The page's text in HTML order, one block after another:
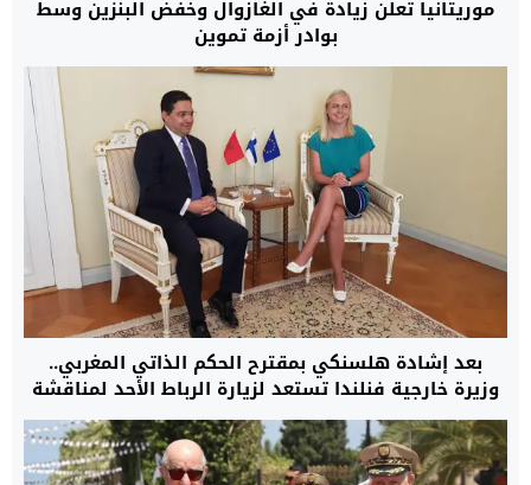
موريتانيا تعلن زيادة في الغازوال وخفض البنزين وسط
بوادر أزمة تموين
بعد إشادة هلسنكي بمقترح الحكم الذاتي المغربي..
وزيرة خارجية فنلندا تستعد لزيارة الرباط الأحد لمناقشة
قضية الصحراء وتعزيز العلاقات التجارية